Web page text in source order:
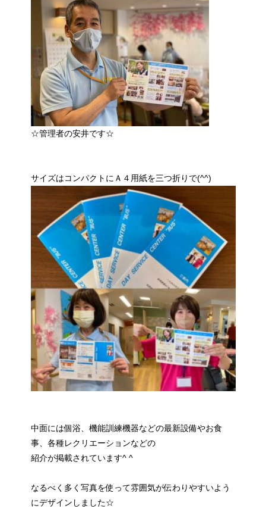
☆管理者の安井です☆
サイズはコンパクトにＡ４用紙を三つ折りで(^^)
中面には個浴、機能訓練機器などの最新設備やお食
事、各種レクリエーションなどの
紹介が掲載されています^ ^
なるべく多く写真を使って雰囲気が伝わりやすいよう
にデザインしました☆